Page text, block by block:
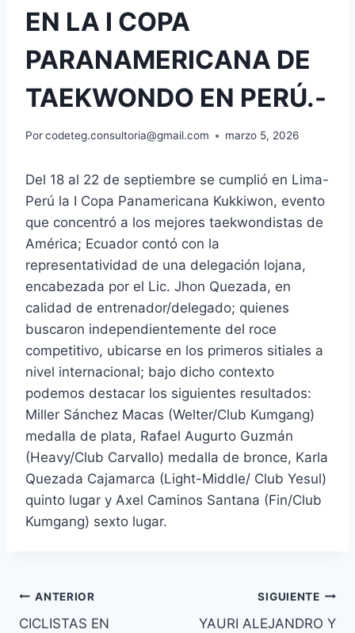
EN LA I COPA
PARANAMERICANA DE
TAEKWONDO EN PERÚ.-
Porcodeteg.consultoria@gmail.com marzo 5, 2026
Del 18 al 22 de septiembre se cumplió en Lima-
Perú la I Copa Panamericana Kukkiwon, evento
que concentró a los mejores taekwondistas de
América; Ecuador contó con la
representatividad de una delegación lojana,
encabezada por el Lic. Jhon Quezada, en
calidad de entrenador/delegado; quienes
buscaron independientemente del roce
competitivo, ubicarse en los primeros sitiales a
nivel internacional; bajo dicho contexto
podemos destacar los siguientes resultados:
Miller Sánchez Macas (Welter/Club Kumgang)
medalla de plata, Rafael Augurto Guzmán
(Heavy/Club Carvallo) medalla de bronce, Karla
Quezada Cajamarca (Light-Middle/ Club Yesul)
quinto lugar y Axel Caminos Santana (Fin/Club
Kumgang) sexto lugar.
ANTERIOR
CICLISTAS EN
SIGUIENTE
YAURI ALEJANDRO Y